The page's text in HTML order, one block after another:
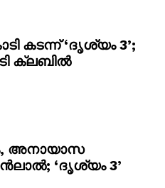
കടന്ന് ‘ദൃശ്യം 3’;
ക്ലബിൽ
അനായാസ
‘ദൃശ്യം 3’